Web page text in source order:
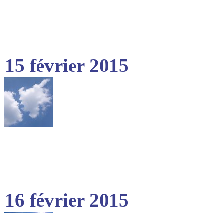
15 février 2015
16 février 2015